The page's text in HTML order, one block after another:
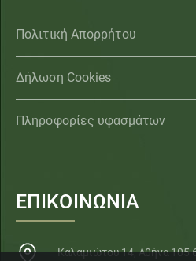
Πολιτική Απορρήτου
Δήλωση Cookies
Πληροφορίες υφασμάτων
ΕΠΙΚΟΙΝΩΝΙΑ
Καλαμιώτου 14, Αθήνα 105